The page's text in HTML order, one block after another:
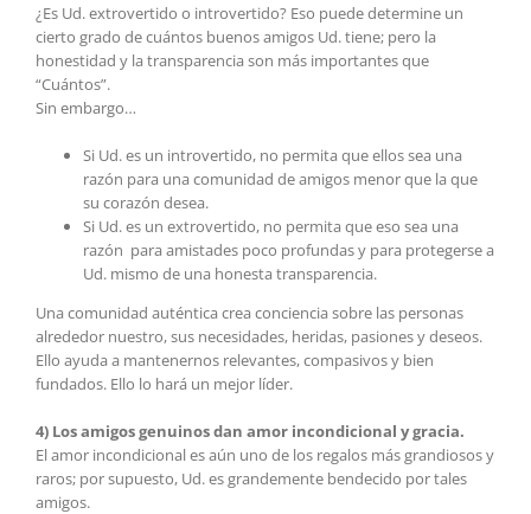
¿Es Ud. extrovertido o introvertido? Eso puede determine un
cierto grado de cuántos buenos amigos Ud. tiene; pero la
honestidad y la transparencia son más importantes que
“Cuántos”.
Sin embargo…
Si Ud. es un introvertido, no permita que ellos sea una
razón para una comunidad de amigos menor que la que
su corazón desea.
Si Ud. es un extrovertido, no permita que eso sea una
razón para amistades poco profundas y para protegerse a
Ud. mismo de una honesta transparencia.
Una comunidad auténtica crea conciencia sobre las personas
alrededor nuestro, sus necesidades, heridas, pasiones y deseos.
Ello ayuda a mantenernos relevantes, compasivos y bien
fundados. Ello lo hará un mejor líder.
4) Los amigos genuinos dan amor incondicional y gracia.
El amor incondicional es aún uno de los regalos más grandiosos y
raros; por supuesto, Ud. es grandemente bendecido por tales
amigos.